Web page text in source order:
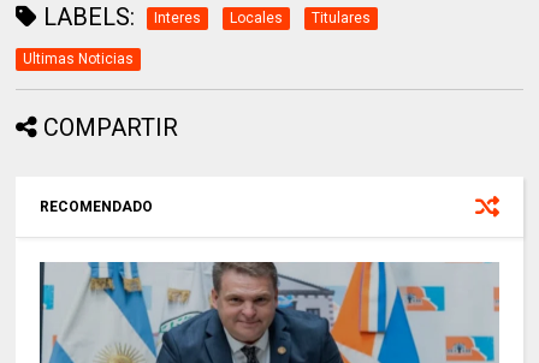
LABELS: Interes Locales Titulares
Ultimas Noticias
COMPARTIR
RECOMENDADO